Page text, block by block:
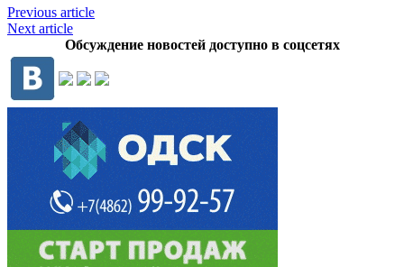
Previous article
Next article
Обсуждение новостей доступно в соцсетях